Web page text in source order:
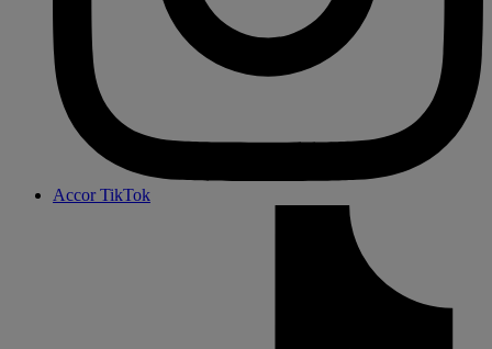
Accor TikTok